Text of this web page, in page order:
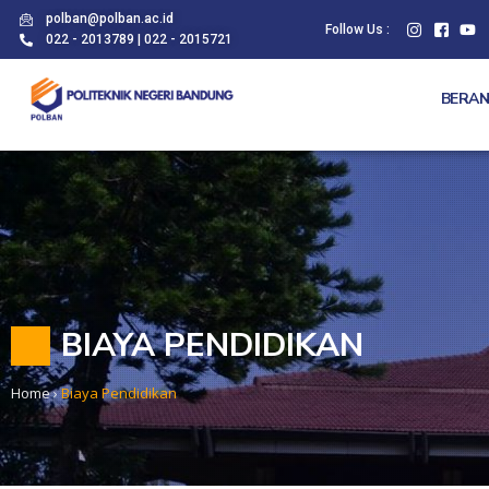
polban@polban.ac.id
022 - 2013789 | 022 - 2015721
Follow Us :
BIAYA PENDIDIKAN
Home›Biaya Pendidikan